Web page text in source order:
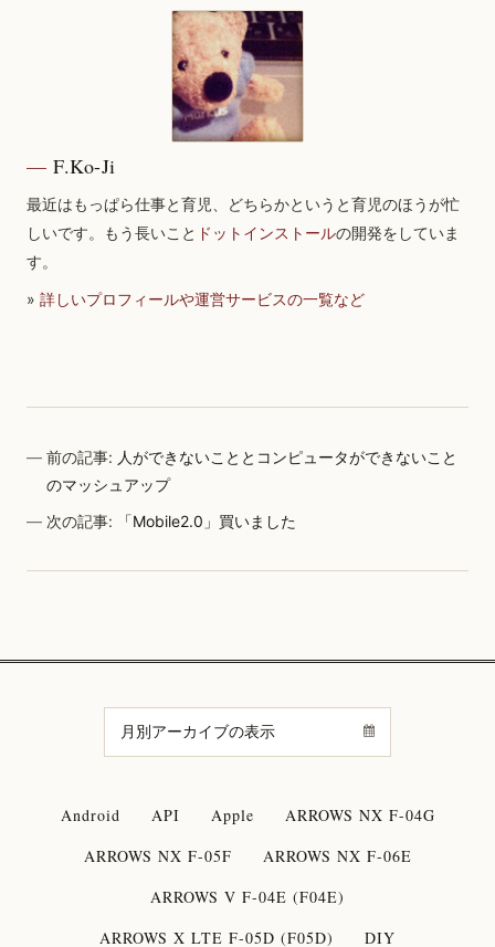
F.Ko-Ji
最近はもっぱら仕事と育児、どちらかというと育児のほうが忙
しいです。もう長いこと ドットインストールの開発をしていま
す。
» 詳しいプロフィールや運営サービスの一覧など
前の記事: 人ができないこととコンピュータができないこと
のマッシュアップ
次の記事:
「Mobile2.0」買いました
Android API Apple
ARROWS NX F-04G
ARROWS NX F-05F
ARROWS NX F-06E
ARROWS V F-04E (F04E)
ARROWS X LTE F-05D (F05D)
DIY